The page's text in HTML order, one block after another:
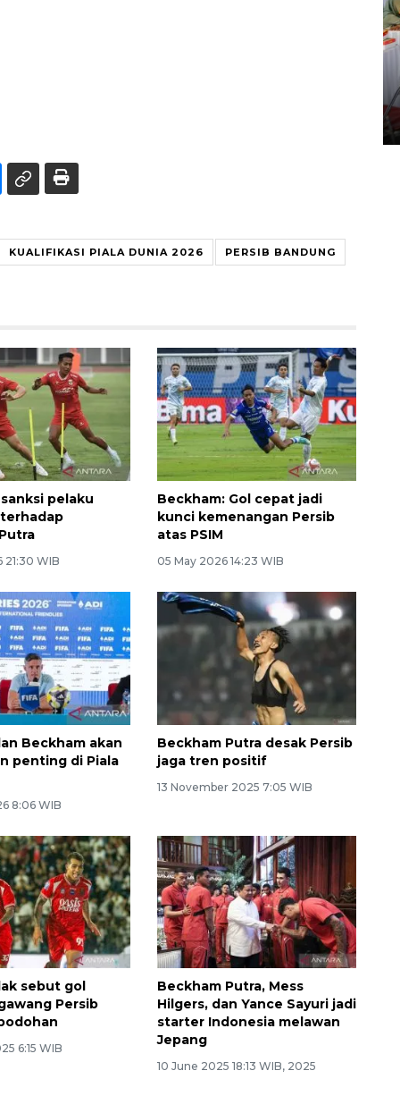
KUALIFIKASI PIALA DUNIA 2026 PERSIB BANDUNG
pelaku
21:30 WIB
Beckham: Gol cepat jadi
kunci kemenangan Persib
atas PSIM
05 May 2026 14:23 WIB
Beckham akan
penting di Piala
8:06 WIB
Beckham Putra desak Persib
jaga tren positif
13 November 2025 7:05 WIB
sebut gol
Persib
6:15 WIB
Beckham Putra, Mess
Hilgers, dan Yance Sayuri jadi
starter Indonesia melawan
Jepang
10 June 2025 18:13 WIB, 2025